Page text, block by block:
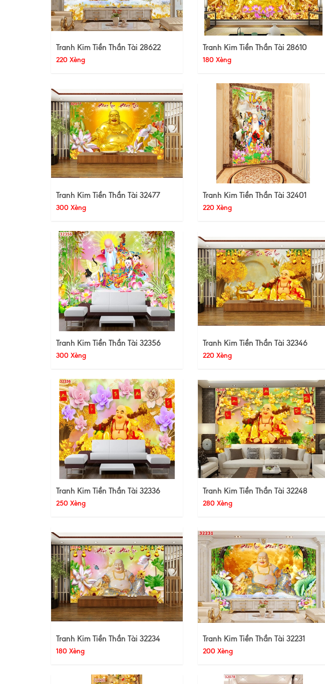
Tranh Kim Tiền Thần Tài 28622
220 Xèng
Tranh Kim Tiền Thần Tài 28610
180 Xèng
Tranh Kim Tiền Thần Tài 32477
300 Xèng
Tranh Kim Tiền Thần Tài 32401
220 Xèng
Tranh Kim Tiền Thần Tài 32356
300 Xèng
Tranh Kim Tiền Thần Tài 32346
220 Xèng
Tranh Kim Tiền Thần Tài 32336
250 Xèng
Tranh Kim Tiền Thần Tài 32248
280 Xèng
Tranh Kim Tiền Thần Tài 32234
180 Xèng
Tranh Kim Tiền Thần Tài 32231
200 Xèng